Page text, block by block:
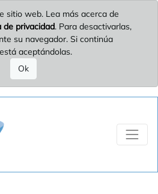
sitio web. Lea más acerca de
de privacidad. Para desactivarlas,
su navegador. Si continúa
aceptándolas.
Ok